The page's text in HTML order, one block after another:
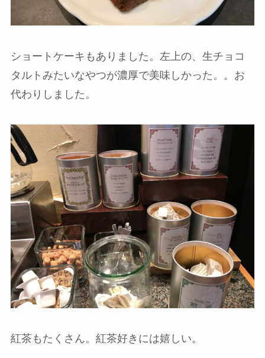
ショートケーキもありました。左上の、生チョコ
タルトみたいなやつが濃厚で美味しかった。。お
代わりしました。
紅茶もたくさん。紅茶好きには嬉しい。